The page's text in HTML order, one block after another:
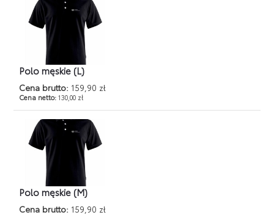
Polo męskie (L)
Cena brutto: 159,90 zł
Cena netto:130,00 zł
Polo męskie (M)
Cena brutto: 159,90 zł